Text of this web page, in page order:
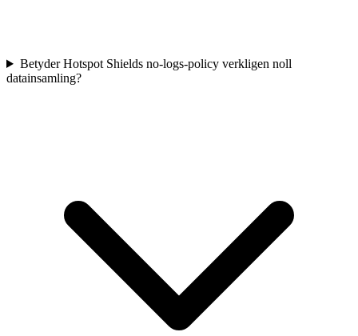
Betyder Hotspot Shields no-logs-policy verkligen noll
datainsamling?